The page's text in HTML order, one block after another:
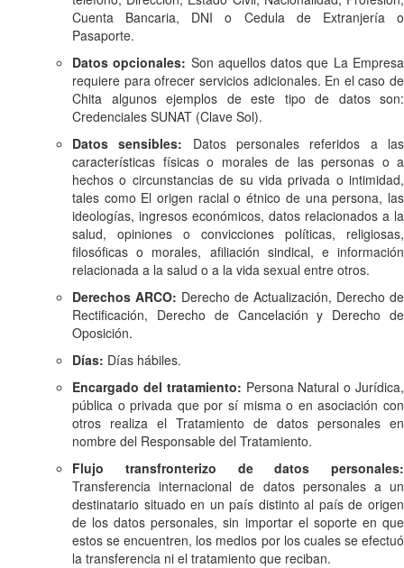
Cuenta Bancaria, DNI o Cedula de Extranjería o
Pasaporte.
Datos opcionales: Son aquellos datos que La Empresa
requiere para ofrecer servicios adicionales. En el caso de
Chita algunos ejemplos de este tipo de datos son:
Credenciales SUNAT (Clave Sol).
Datos sensibles: Datos personales referidos a las
características físicas o morales de las personas o a
hechos o circunstancias de su vida privada o intimidad,
tales como El origen racial o étnico de una persona, las
ideologías, ingresos económicos, datos relacionados a la
salud, opiniones o convicciones políticas, religiosas,
filosóficas o morales, afiliación sindical, e información
relacionada a la salud o a la vida sexual entre otros.
Derechos ARCO: Derecho de Actualización, Derecho de
Rectificación, Derecho de Cancelación y Derecho de
Oposición.
Días: Días hábiles.
Encargado del tratamiento: Persona Natural o Jurídica,
pública o privada que por sí misma o en asociación con
otros realiza el Tratamiento de datos personales en
nombre del Responsable del Tratamiento.
Flujo transfronterizo de datos personales:
Transferencia internacional de datos personales a un
destinatario situado en un país distinto al país de origen
de los datos personales, sin importar el soporte en que
estos se encuentren, los medios por los cuales se efectuó
la transferencia ni el tratamiento que reciban.